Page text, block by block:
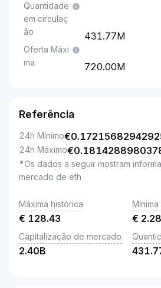
Quantidade
em circulaç
ão
431.77M
Oferta Máxi
ma
720.00M
Referência
24h Mínimo€
24h Máximo€
*Os dados a seguir mostram
mercado de eth
Máxima histórica
€ 128.43 € 2.28
Capitalização de mercado
2.40B